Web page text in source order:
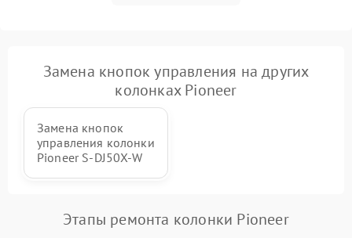
Замена кнопок управления на других
колонках Pioneer
Замена кнопок
управления колонки
Pioneer S-DJ50X-W
Этапы ремонта колонки Pioneer